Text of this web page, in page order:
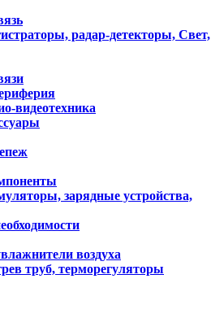
радар-детекторы, Свет,
видеотехника
зарядные устройства,
воздуха
труб, терморегуляторы